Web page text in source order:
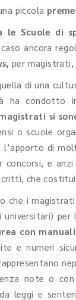
piccola
le Scuole di
ancora
, per magistrati,
di una
ha condotto
si
o scuole
l’apporto di
concorsi, e
che
che i
per
con
e numeri
note o
leggi e